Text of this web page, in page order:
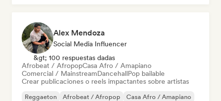
Alex Mendoza
Social Media Influencer
&gt; 100 respuestas dadas
Afrobeat / AfropopCasa Afro / Amapiano
Comercial / MainstreamDancehallPop bailable
Crear publicaciones o reels impactantes sobre artistas
Reggaeton Afrobeat / Afropop
Casa Afro / Amapiano